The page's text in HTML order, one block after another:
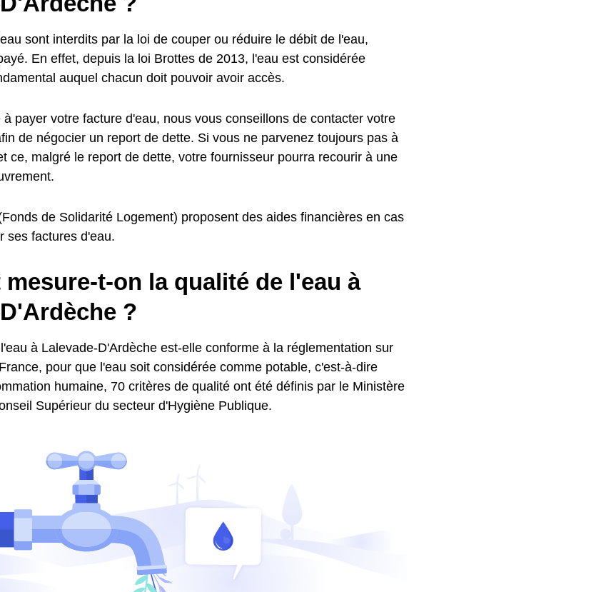
sont interdits par la loi de couper ou réduire le débit de l'eau,
En effet, depuis la loi Brottes de 2013, l'eau est considérée
auquel chacun doit pouvoir avoir accès.
payer votre facture d'eau, nous vous conseillons de contacter votre
de négocier un report de dette. Si vous ne parvenez toujours pas à
ce, malgré le report de dette, votre fournisseur pourra recourir à une
de Solidarité Logement) proposent des aides financières en cas
ses factures d'eau.
mesure-t-on la qualité de l'eau à
?
à Lalevade-D'Ardèche est-elle conforme à la réglementation sur
pour que l'eau soit considérée comme potable, c'est-à-dire
humaine, 70 critères de qualité ont été définis par le Ministère
Supérieur du secteur d'Hygiène Publique.